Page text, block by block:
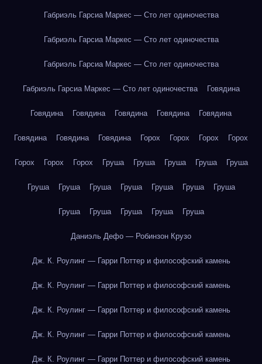
Габриэль Гарсиа Маркес — Сто лет одиночества
Габриэль Гарсиа Маркес — Сто лет одиночества
Габриэль Гарсиа Маркес — Сто лет одиночества
Габриэль Гарсиа Маркес — Сто лет одиночества Говядина
Говядина Говядина Говядина Говядина Говядина
Говядина Говядина Говядина Горох Горох Горох Горох
Горох Горох Горох Груша Груша Груша Груша Груша
Груша Груша Груша Груша Груша Груша Груша
Груша Груша Груша Груша Груша
Даниэль Дефо — Робинзон Крузо
Дж. К. Роулинг — Гарри Поттер и философский камень
Дж. К. Роулинг — Гарри Поттер и философский камень
Дж. К. Роулинг — Гарри Поттер и философский камень
Дж. К. Роулинг — Гарри Поттер и философский камень
Дж. К. Роулинг — Гарри Поттер и философский камень